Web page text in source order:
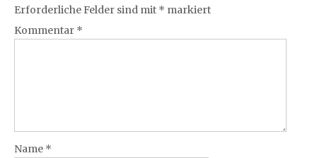
Erforderliche Felder sind mit * markiert
Kommentar *
Name *